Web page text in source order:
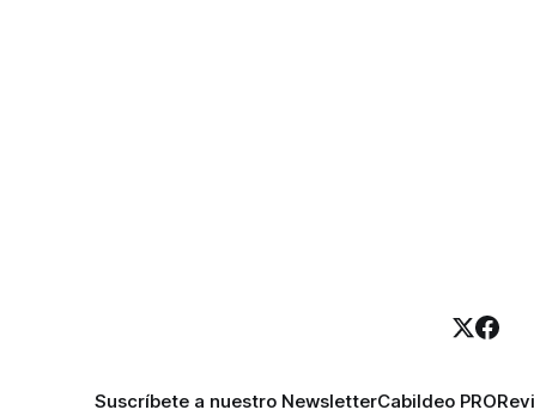
Suscríbete a nuestro NewsletterCabildeo PRO